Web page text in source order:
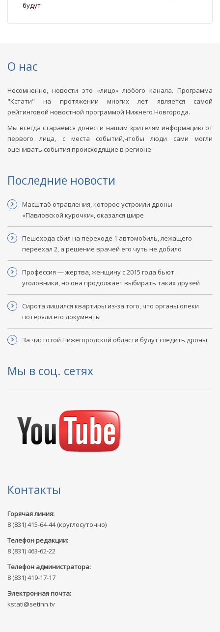
будут
О нас
Несомненно, новости это «лицо» любого канала. Программа
"Кстати" на протяжении многих лет является самой
рейтинговой новостной программой Нижнего Новгорода.
Мы всегда стараемся донести нашим зрителям информацию от
первого лица, с места событий,чтобы люди сами могли
оценивать события происходящие в регионе.
Последние новости
Масштаб отравления, которое устроили дроны
«Павловской курочки», оказался шире
Пешехода сбил на переходе 1 автомобиль, лежащего
переехал 2, а решение врачей его чуть не добило
Профессия — жертва, женщину с 2015 года бьют
уголовники, но она продолжает выбирать таких друзей
Сирота лишился квартиры из‑за того, что органы опеки
потеряли его документы
За чистотой Нижегородской области будут следить дроны
Мы в соц. сетях
Контакты
Горячая линия:
8 (831) 415-64-44 (круглосуточно)
Телефон редакции:
8 (831) 463-62-22
Телефон администратора:
8 (831) 419-17-17
Электронная почта:
kstati@setinn.tv